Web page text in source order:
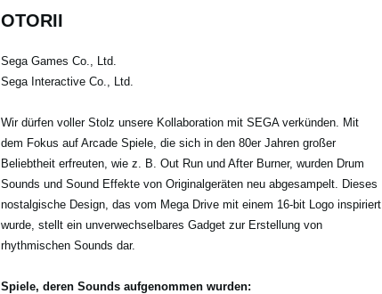
OTORII
Sega Games Co., Ltd.
Sega Interactive Co., Ltd.
Wir dürfen voller Stolz unsere Kollaboration mit SEGA verkünden. Mit
dem Fokus auf Arcade Spiele, die sich in den 80er Jahren großer
Beliebtheit erfreuten, wie z. B. Out Run und After Burner, wurden Drum
Sounds und Sound Effekte von Originalgeräten neu abgesampelt. Dieses
nostalgische Design, das vom Mega Drive mit einem 16-bit Logo inspiriert
wurde, stellt ein unverwechselbares Gadget zur Erstellung von
rhythmischen Sounds dar.
Spiele, deren Sounds aufgenommen wurden: